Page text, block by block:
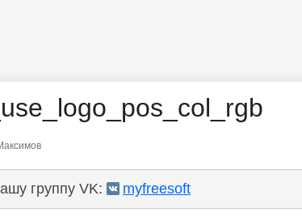
группу VK: myfreesoft